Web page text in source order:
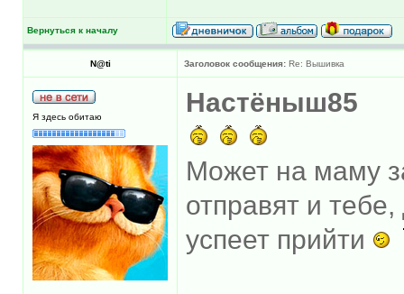
Вернуться к началу
N@ti Заголовок сообщения: Re: Вышивка
Я здесь обитаю Настёныш85
Может на маму
отправят и
успеет прийти